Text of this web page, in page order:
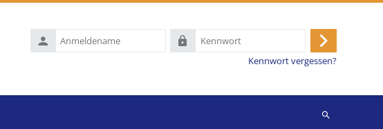
Anmeldename
Kennwort
Anmelden
Kennwort vergessen?
Suchen